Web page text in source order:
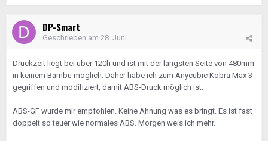
DP-Smart
Geschrieben am 28. Juni
Druckzeit liegt bei über 120h und ist mit der längsten Seite von 480mm
in keinem Bambu möglich. Daher habe ich zum Anycubic Kobra Max 3
gegriffen und modifiziert, damit ABS-Druck möglich ist.
ABS-GF wurde mir empfohlen. Keine Ahnung was es bringt. Es ist fast
doppelt so teuer wie normales ABS. Morgen weis ich mehr.